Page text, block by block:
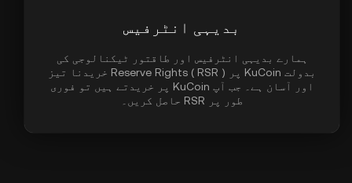
بدیہی انٹرفیس
ہمارے بدیہی انٹرفیس اور طاقتور ٹیکنالوجی کی
بدولت KuCoin پر Reserve Rights ( RSR ) خریدنا تیز
اور آسان ہے۔ جب آپ KuCoin پر خریدتے ہیں تو فوری
طور پر RSR حاصل کریں۔